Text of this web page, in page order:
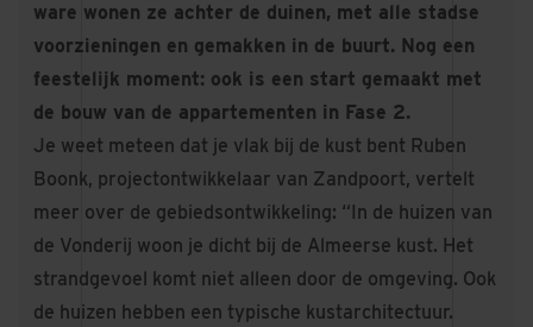
ware wonen ze achter de duinen, met alle stadse
voorzieningen en gemakken in de buurt. Nog een
feestelijk moment: ook is een start gemaakt met
de bouw van de appartementen in Fase 2.
Je weet meteen dat je vlak bij de kust bent Ruben
Boonk, projectontwikkelaar van Zandpoort, vertelt
meer over de gebiedsontwikkeling: “In de huizen van
de Vonderij woon je dicht bij de Almeerse kust. Het
strandgevoel komt niet alleen door de omgeving. Ook
de huizen hebben een typische kustarchitectuur.